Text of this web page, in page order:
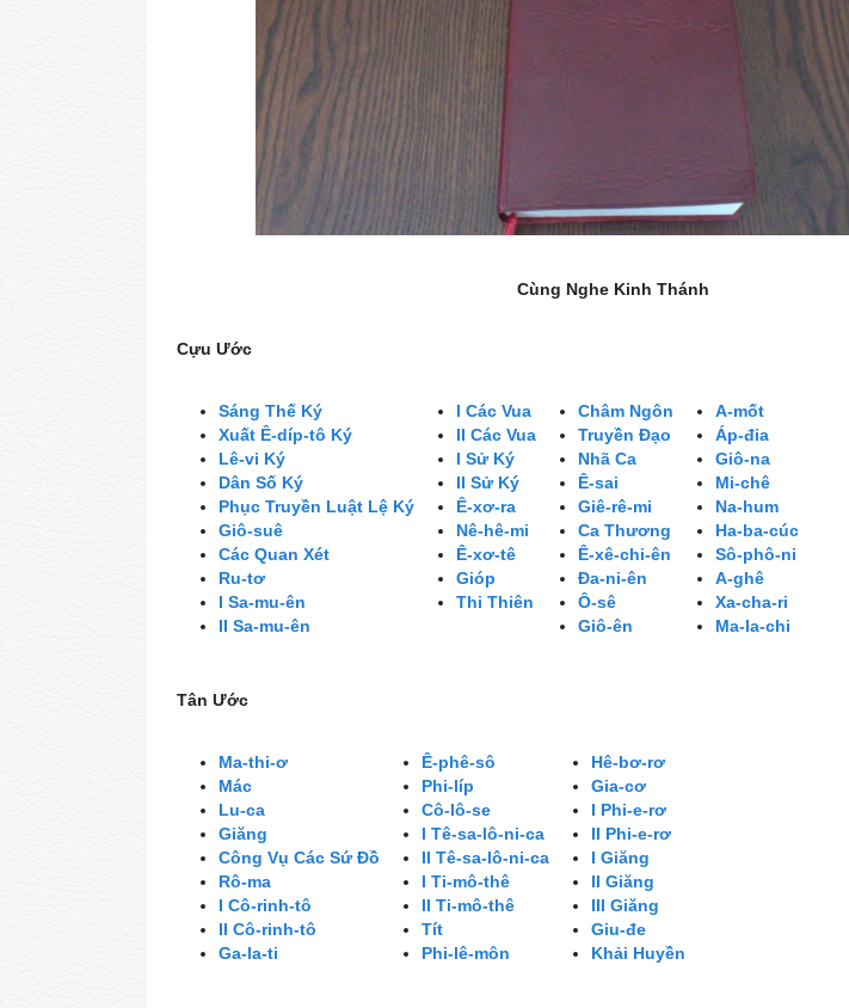
Cùng Nghe Kinh Thánh
Cựu Ước
Sáng Thế Ký
Xuất Ê-díp-tô Ký
Lê-vi Ký
Dân Số Ký
Phục Truyền Luật Lệ Ký
Giô-suê
Các Quan Xét
Ru-tơ
I Sa-mu-ên
II Sa-mu-ên
I Các Vua
II Các Vua
I Sử Ký
II Sử Ký
Ê-xơ-ra
Nê-hê-mi
Ê-xơ-tê
Gióp
Thi Thiên
Châm Ngôn
Truyền Đạo
Nhã Ca
Ê-sai
Giê-rê-mi
Ca Thương
Ê-xê-chi-ên
Đa-ni-ên
Ô-sê
Giô-ên
A-mốt
Áp-đia
Giô-na
Mi-chê
Na-hum
Ha-ba-cúc
Sô-phô-ni
A-ghê
Xa-cha-ri
Ma-la-chi
Tân Ước
Ma-thi-ơ
Mác
Lu-ca
Giăng
Công Vụ Các Sứ Đồ
Rô-ma
I Cô-rinh-tô
II Cô-rinh-tô
Ga-la-ti
Ê-phê-sô
Phi-líp
Cô-lô-se
I Tê-sa-lô-ni-ca
II Tê-sa-lô-ni-ca
I Ti-mô-thê
II Ti-mô-thê
Tít
Phi-lê-môn
Hê-bơ-rơ
Gia-cơ
I Phi-e-rơ
II Phi-e-rơ
I Giăng
II Giăng
III Giăng
Giu-đe
Khải Huyền